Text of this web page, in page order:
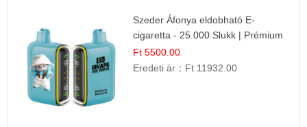
Szeder Áfonya eldobható E-
cigaretta - 25.000 Slukk | Prémium
Gyümölcs Íz
Ft 5500.00
Eredeti ár： Ft 11932.00